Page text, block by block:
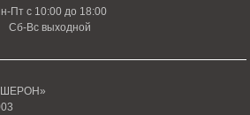
Пт с 10:00 до 18:00
Сб-Вс выходной